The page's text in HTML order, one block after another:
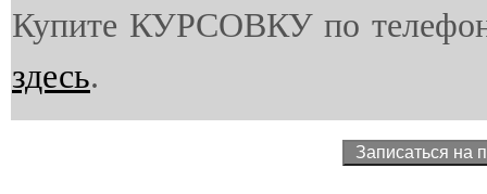
Купите КУРСОВКУ по
здесь.